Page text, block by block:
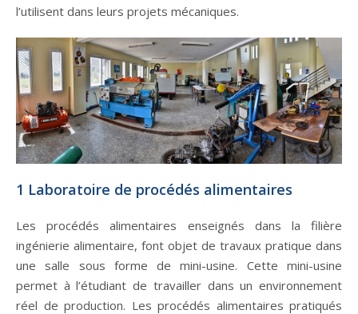
l’utilisent dans leurs projets mécaniques.
1 Laboratoire de procédés alimentaires
Les procédés alimentaires enseignés dans la filière
ingénierie alimentaire, font objet de travaux pratique dans
une salle sous forme de mini-usine. Cette mini-usine
permet à l’étudiant de travailler dans un environnement
réel de production. Les procédés alimentaires pratiqués